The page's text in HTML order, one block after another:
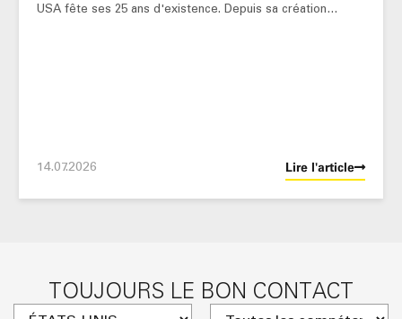
USA fête ses 25 ans d'existence. Depuis sa création…
14.07.2026 Lire l'article
TOUJOURS LE BON CONTACT